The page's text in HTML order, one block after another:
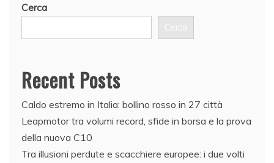
Cerca
Cerca
Recent Posts
Caldo estremo in Italia: bollino rosso in 27 città
Leapmotor tra volumi record, sfide in borsa e la prova
della nuova C10
Tra illusioni perdute e scacchiere europee: i due volti